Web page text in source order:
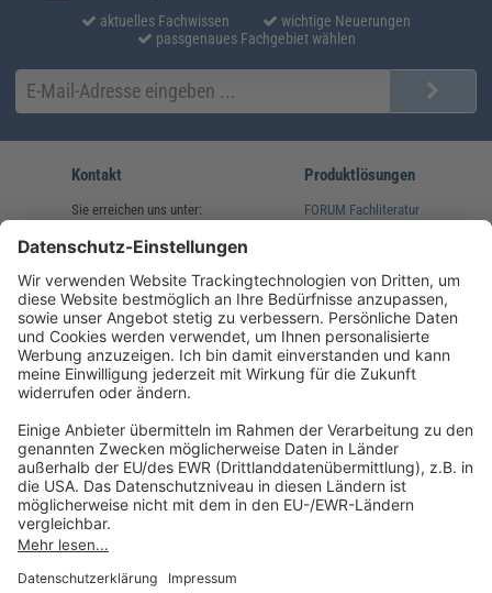
aktuelles Fachwissen
wichtige Neuerungen
passgenaues Fachgebiet wählen
Kontakt
Sie erreichen uns unter:
(08233) 38 11 23
service@forum-verlag.com
Mo-Do 07:30 - 17:00 Uhr
Fr 07:30 - 15:00 Uhr
Produktlösungen
FORUM Fachliteratur
Folgen Sie uns
Impressum
Datenschutz